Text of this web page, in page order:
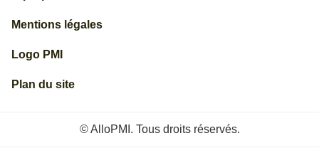
© AlloPMI. Tous droits réservés.
Mentions légales
Logo PMI
Plan du site